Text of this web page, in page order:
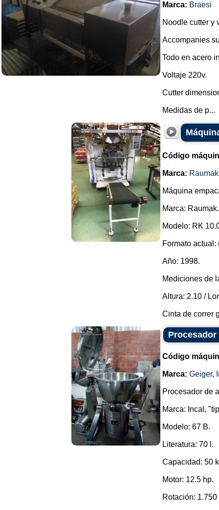
Marca: Braesi
Noodle cutter y
Accompanies
Todo en acero
Voltaje 220v.
Cutter
Medidas de p...
Código
Marca: Raumak
Máquina
Marca: Raumak.
Modelo: RK
Formato
Año: 1998.
Mediciones de
Altura: 2.10 /
Cinta de correr
Código
Marca: Geiger,
Procesador de
Marca: Incal,
Modelo: 67 B.
Literatura: 70 l.
Capacidad: 50
Motor: 12.5 hp.
Rotación: 1.750